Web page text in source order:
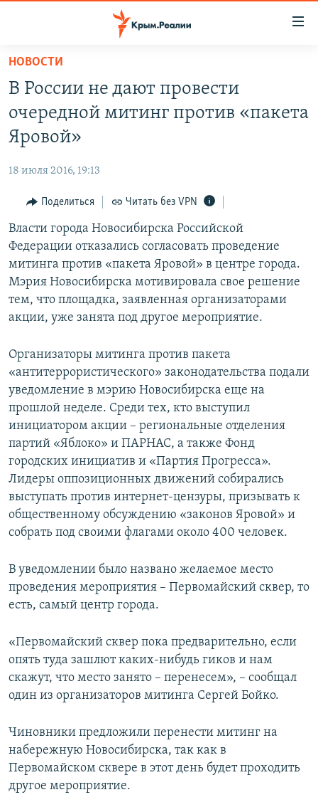
Вернуться
основному
содержанию
Вернутся
главной
Вернутся
поиску
11 ЛЕТ ОККУПАЦИИ КРЫМА. 11 ИСТОРИЙ СОПРОТИВЛЕНИЯ
ВОДА
ЕЩЕ
ИНТЕРАКТИВ
ИНФОГРАФИКА
ТЕЛЕПРОЕКТ КРЫМ.РЕАЛИИ
СОВЕТЫ ПРАВОЗАЩИТНИКОВ
ПРОПАВШИЕ БЕЗ ВЕСТИ
КРЫМ.НЕПОКОРЕННЫЙ
УКРАИНСКАЯ ПРОБЛЕМА КРЫМА
РАДІО СВОБОДА
КАК ОБОЙТИ БЛОКИРОВКУ
Українською
Qırımtatar
Все сайты RFE/RL
НОВОСТИ
В России не дают провести
очередной митинг против «пакета
Яровой»
18 июля 2016, 19:13
Поделиться Читать без VPN
Власти города Новосибирска Российской
Федерации отказались согласовать проведение
митинга против «пакета Яровой» в центре города.
Мэрия Новосибирска мотивировала свое решение
тем, что площадка, заявленная организаторами
акции, уже занята под другое мероприятие.
Организаторы митинга против пакета
«антитеррористического» законодательства подали
уведомление в мэрию Новосибирска еще на
прошлой неделе. Среди тех, кто выступил
инициатором акции – региональные отделения
партий «Яблоко» и ПАРНАС, а также Фонд
городских инициатив и «Партия Прогресса».
Лидеры оппозиционных движений собирались
выступать против интернет-цензуры, призывать к
общественному обсуждению «законов Яровой» и
собрать под своими флагами около 400 человек.
В уведомлении было названо желаемое место
проведения мероприятия – Первомайский сквер, то
есть, самый центр города.
«Первомайский сквер пока предварительно, если
опять туда зашлют каких-нибудь гиков и нам
скажут, что место занято – перенесем», – сообщал
один из организаторов митинга Сергей Бойко.
Чиновники предложили перенести митинг на
набережную Новосибирска, так как в
Первомайском сквере в этот день будет проходить
другое мероприятие.